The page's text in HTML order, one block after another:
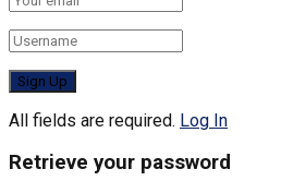
All fields are required. Log In
Retrieve your password